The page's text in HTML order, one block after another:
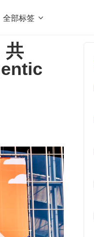
全部标签 
redis
共